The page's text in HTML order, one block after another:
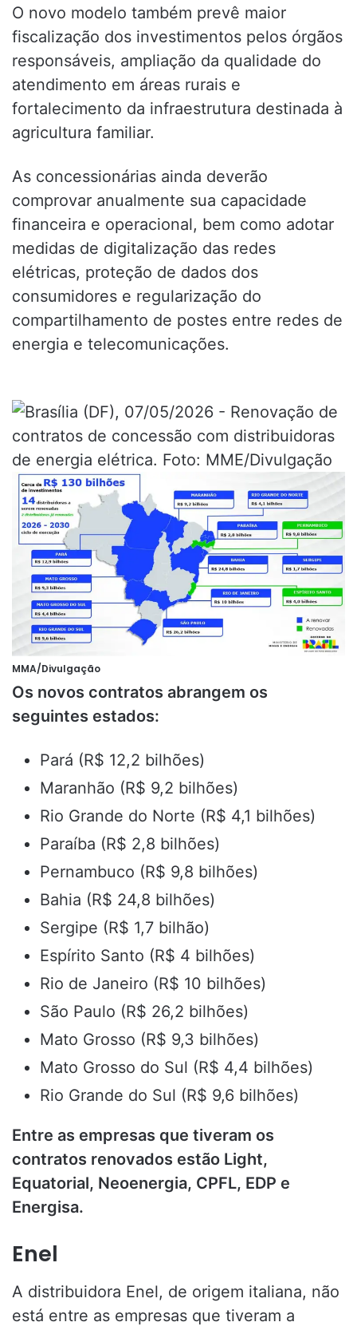
O novo modelo também prevê maior
fiscalização dos investimentos pelos órgãos
responsáveis, ampliação da qualidade do
atendimento em áreas rurais e
fortalecimento da infraestrutura destinada à
agricultura familiar.
As concessionárias ainda deverão
comprovar anualmente sua capacidade
financeira e operacional, bem como adotar
medidas de digitalização das redes
elétricas, proteção de dados dos
consumidores e regularização do
compartilhamento de postes entre redes de
energia e telecomunicações.
MMA/Divulgação
Os novos contratos abrangem os
seguintes estados:
Pará (R$ 12,2 bilhões)
Maranhão (R$ 9,2 bilhões)
Rio Grande do Norte (R$ 4,1 bilhões)
Paraíba (R$ 2,8 bilhões)
Pernambuco (R$ 9,8 bilhões)
Bahia (R$ 24,8 bilhões)
Sergipe (R$ 1,7 bilhão)
Espírito Santo (R$ 4 bilhões)
Rio de Janeiro (R$ 10 bilhões)
São Paulo (R$ 26,2 bilhões)
Mato Grosso (R$ 9,3 bilhões)
Mato Grosso do Sul (R$ 4,4 bilhões)
Rio Grande do Sul (R$ 9,6 bilhões)
Entre as empresas que tiveram os
contratos renovados estão Light,
Equatorial, Neoenergia, CPFL, EDP e
Energisa.
Enel
A distribuidora Enel, de origem italiana, não
está entre as empresas que tiveram a